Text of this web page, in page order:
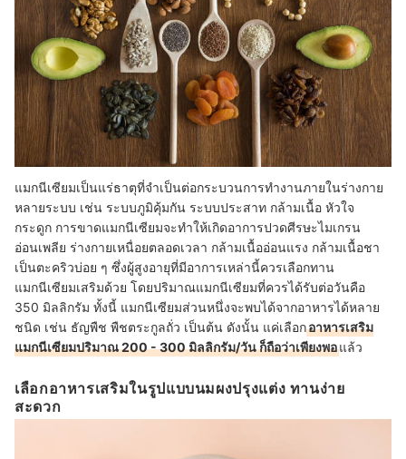
แมกนีเซียมเป็นแร่ธาตุที่จำเป็นต่อกระบวนการทำงานภายในร่างกาย
หลายระบบ เช่น ระบบภูมิคุ้มกัน ระบบประสาท กล้ามเนื้อ หัวใจ
กระดูก การขาดแมกนีเซียมจะทำให้เกิดอาการปวดศีรษะไมเกรน
อ่อนเพลีย ร่างกายเหนื่อยตลอดเวลา กล้ามเนื้ออ่อนแรง กล้ามเนื้อชา
เป็นตะคริวบ่อย ๆ ซึ่งผู้สูงอายุที่มีอาการเหล่านี้ควรเลือกทาน
แมกนีเซียมเสริมด้วย โดยปริมาณแมกนีเซียมที่ควรได้รับต่อวันคือ
350 มิลลิกรัม ทั้งนี้ แมกนีเซียมส่วนหนึ่งจะพบได้จากอาหารได้หลาย
ชนิด เช่น ธัญพืช พืชตระกูลถั่ว เป็นต้น ดังนั้น แค่เลือกอาหารเสริม
แมกนีเซียมปริมาณ 200 - 300 มิลลิกรัม/วัน ก็ถือว่าเพียงพอแล้ว
เลือกอาหารเสริมในรูปแบบนมผงปรุงแต่ง ทานง่าย
สะดวก